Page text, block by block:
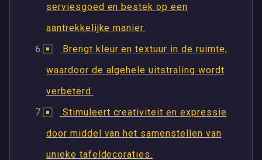
serviesgoed en bestek op een
aantrekkelijke manier.
Brengt kleur en textuur in de ruimte,
waardoor de algehele uitstraling wordt
verbeterd.
Stimuleert creativiteit en expressie
door middel van het samenstellen van
unieke tafeldecoraties.